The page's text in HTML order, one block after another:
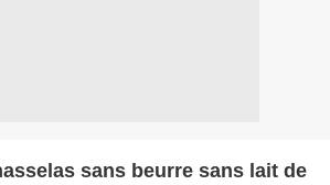
sans beurre sans lait de